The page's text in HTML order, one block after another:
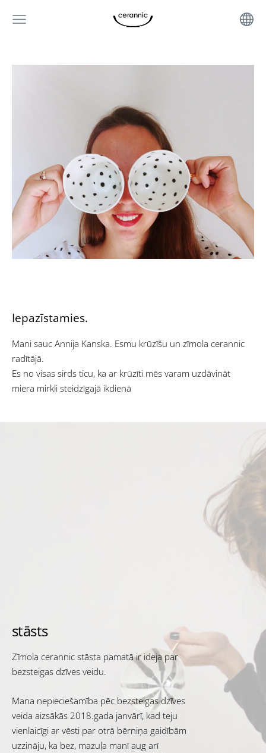
Iepazīstamies.
Mani sauc Annija Kanska. Esmu krūzīšu un zīmola cerannic
radītājā.
Es no visas sirds ticu, ka ar krūzīti mēs varam uzdāvināt
miera mirkli steidzīgajā ikdienā
stāsts
Zīmola cerannic stāsta pamatā ir ideja par
bezsteigas dzīves veidu.
Mana nepieciešamība pēc bezsteigas dzīves
veida aizsākās 2018.gada janvārī, kad teju
vienlaicīgi ar vēsti par otrā bērniņa gaidībām
uzzināju, ka bez, mazuļa manī aug arī